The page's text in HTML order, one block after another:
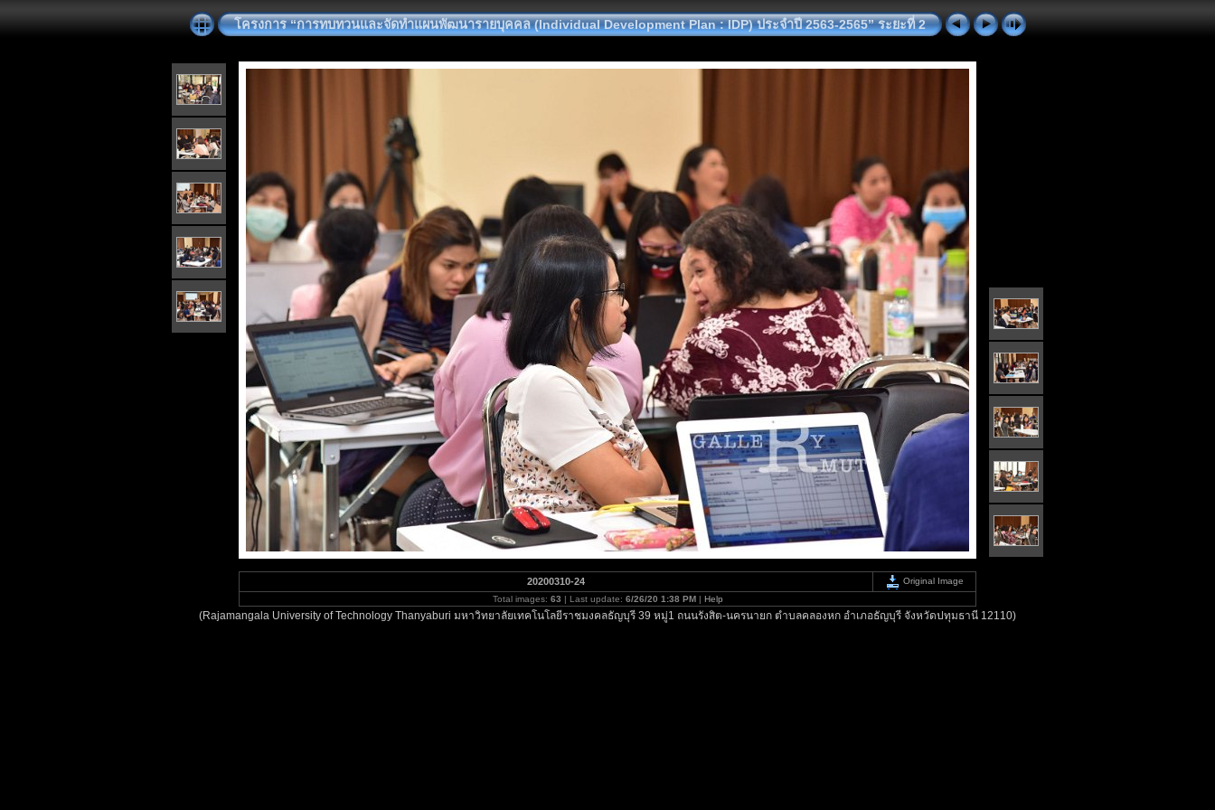
โครงการ “การทบทวนและจัดทำแผนพัฒนารายบุคคล (Individual Development Plan : IDP) ประจำปี 2563-2565” ระยะที่ 2
20200310-24
Original Image
Total images: 63 | Last update: 6/26/20 1:38 PM| Help
(Rajamangala University of Technology Thanyaburi มหาวิทยาลัยเทคโนโลยีราชมงคลธัญบุรี 39 หมู่1 ถนนรังสิต-นครนายก ตำบลคลองหก อำเภอธัญบุรี จังหวัดปทุมธานี 12110)